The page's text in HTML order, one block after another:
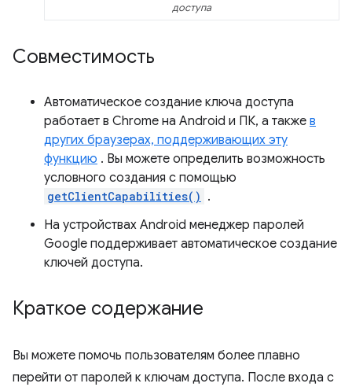
доступа
Совместимость
Автоматическое создание ключа доступа
работает в Chrome на Android и ПК, а также в
других браузерах, поддерживающих эту
функцию . Вы можете определить возможность
условного создания с помощью
getClientCapabilities() .
На устройствах Android менеджер паролей
Google поддерживает автоматическое создание
ключей доступа.
Краткое содержание
Вы можете помочь пользователям более плавно
перейти от паролей к ключам доступа. После входа с